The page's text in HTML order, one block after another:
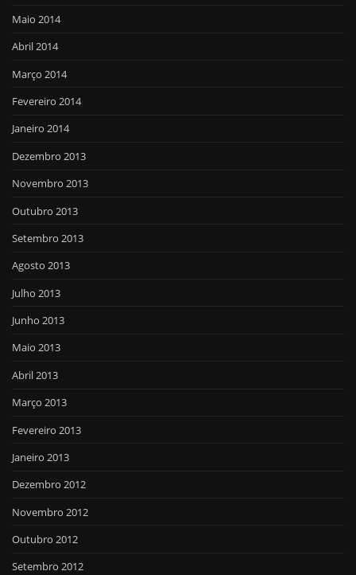
Maio 2014
Abril 2014
Março 2014
Fevereiro 2014
Janeiro 2014
Dezembro 2013
Novembro 2013
Outubro 2013
Setembro 2013
Agosto 2013
Julho 2013
Junho 2013
Maio 2013
Abril 2013
Março 2013
Fevereiro 2013
Janeiro 2013
Dezembro 2012
Novembro 2012
Outubro 2012
Setembro 2012